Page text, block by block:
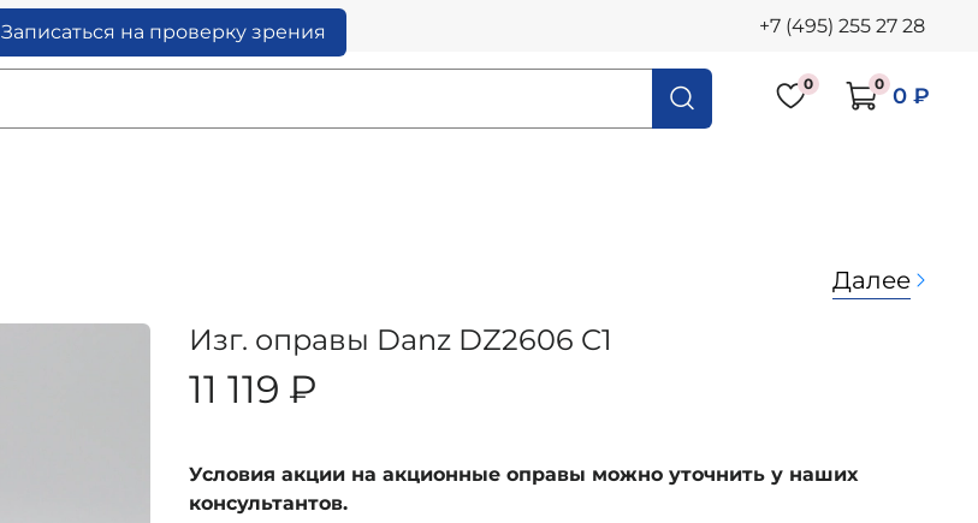
Записаться на проверку зрения +7 (495) 255 27 28
0 0 0 ₽
Далее
Изг. оправы Danz DZ2606 C1
11 119 ₽
Условия акции на акционные оправы можно уточнить у наших
консультантов.